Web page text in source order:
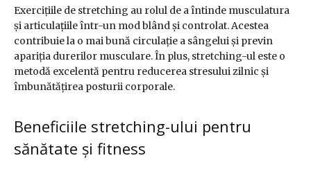
Exercițiile de stretching au rolul de a întinde musculatura
și articulațiile într-un mod blând și controlat. Acestea
contribuie la o mai bună circulație a sângelui și previn
apariția durerilor musculare. În plus, stretching-ul este o
metodă excelentă pentru reducerea stresului zilnic și
îmbunătățirea posturii corporale.
Beneficiile stretching-ului pentru
sănătate și fitness